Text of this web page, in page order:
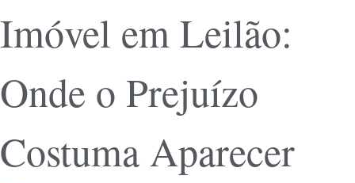
Imóvel em Leilão:
Onde o Prejuízo
Costuma Aparecer